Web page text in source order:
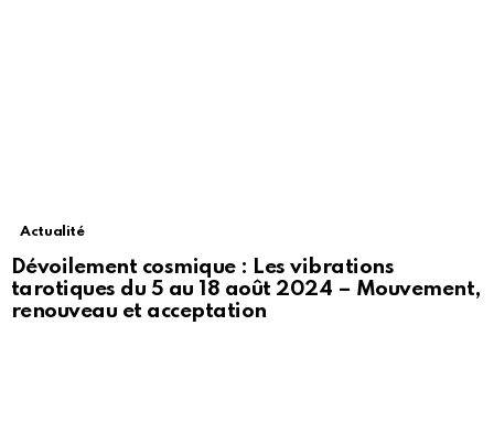
Actualité
Dévoilement cosmique : Les vibrations
tarotiques du 5 au 18 août 2024 – Mouvement,
renouveau et acceptation